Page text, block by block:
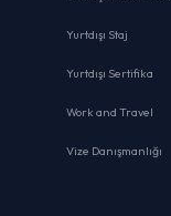
Yurtdışı Staj
Yurtdışı Sertifika
Work and Travel
Vize Danışmanlığı